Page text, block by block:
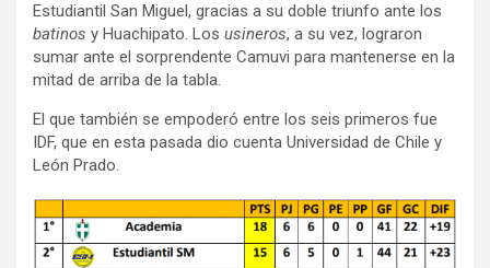
Estudiantil San Miguel, gracias a su doble triunfo ante los
batinos y Huachipato. Los usineros, a su vez, lograron
sumar ante el sorprendente Camuvi para mantenerse en la
mitad de arriba de la tabla.
El que también se empoderó entre los seis primeros fue
IDF, que en esta pasada dio cuenta Universidad de Chile y
León Prado.